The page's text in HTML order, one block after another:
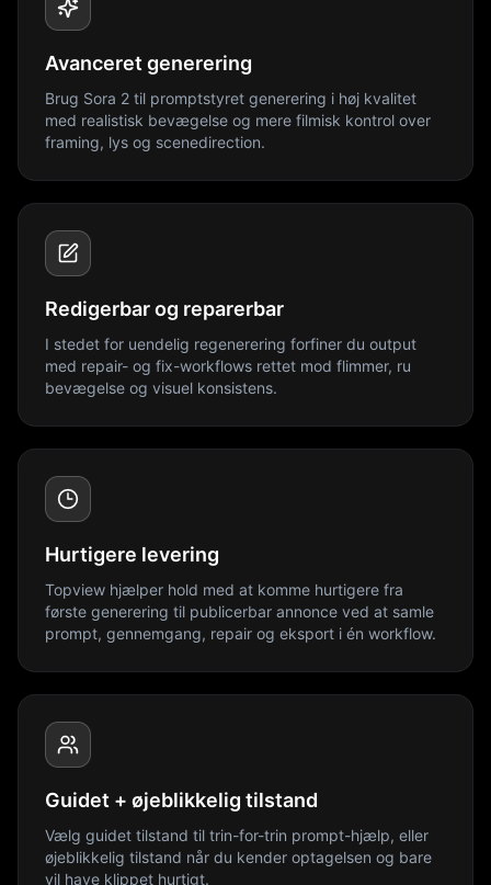
Avanceret generering
Brug Sora 2 til promptstyret generering i høj kvalitet
med realistisk bevægelse og mere filmisk kontrol over
framing, lys og scenedirection.
Redigerbar og reparerbar
I stedet for uendelig regenerering forfiner du output
med repair- og fix-workflows rettet mod flimmer, ru
bevægelse og visuel konsistens.
Hurtigere levering
Topview hjælper hold med at komme hurtigere fra
første generering til publicerbar annonce ved at samle
prompt, gennemgang, repair og eksport i én workflow.
Guidet + øjeblikkelig tilstand
Vælg guidet tilstand til trin-for-trin prompt-hjælp, eller
øjeblikkelig tilstand når du kender optagelsen og bare
vil have klippet hurtigt.